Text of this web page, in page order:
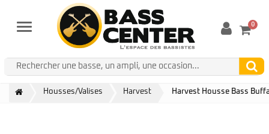
Menu 0
Housses/Valises Harvest Harvest Housse Bass